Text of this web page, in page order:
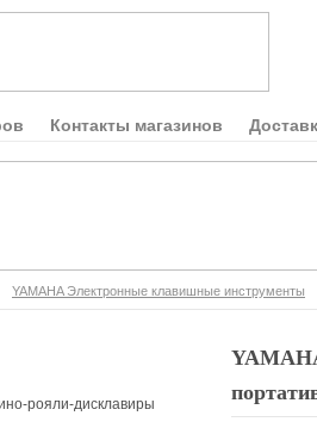
Контакты магазинов
YAMAHA Электронные клавишные инструменты
рояли-дисклавиры